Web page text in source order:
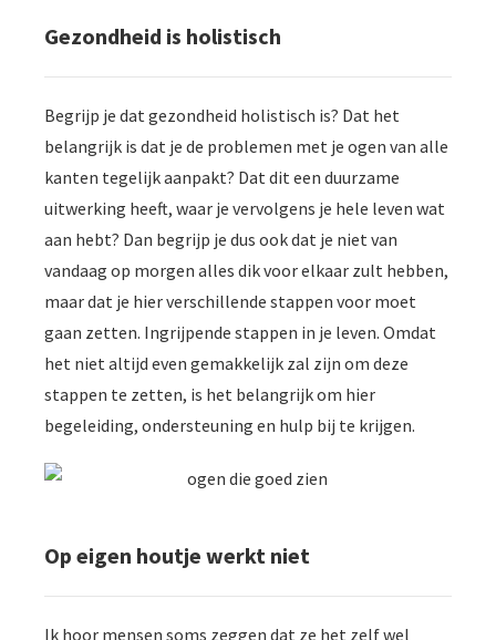
Gezondheid is holistisch
Begrijp je dat gezondheid holistisch is? Dat het
belangrijk is dat je de problemen met je ogen van alle
kanten tegelijk aanpakt? Dat dit een duurzame
uitwerking heeft, waar je vervolgens je hele leven wat
aan hebt? Dan begrijp je dus ook dat je niet van
vandaag op morgen alles dik voor elkaar zult hebben,
maar dat je hier verschillende stappen voor moet
gaan zetten. Ingrijpende stappen in je leven. Omdat
het niet altijd even gemakkelijk zal zijn om deze
stappen te zetten, is het belangrijk om hier
begeleiding, ondersteuning en hulp bij te krijgen.
Op eigen houtje werkt niet
Ik hoor mensen soms zeggen dat ze het zelf wel